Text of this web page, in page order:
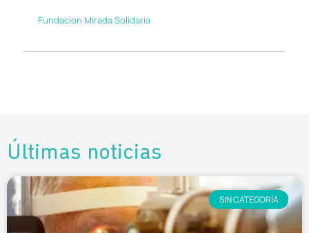
Fundación Mirada Solidaria
Últimas noticias
SIN CATEGORÍA